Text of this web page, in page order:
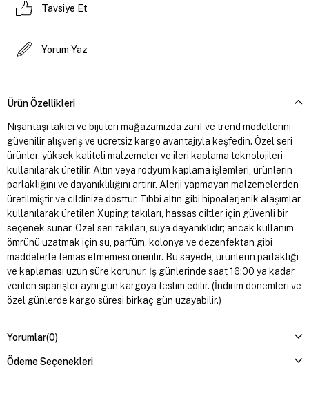
Tavsiye Et
Yorum Yaz
Ürün Özellikleri
Nişantaşı takıcı ve bijuteri mağazamızda zarif ve trend modellerini
güvenilir alışveriş ve ücretsiz kargo avantajıyla keşfedin. Özel seri
ürünler, yüksek kaliteli malzemeler ve ileri kaplama teknolojileri
kullanılarak üretilir. Altın veya rodyum kaplama işlemleri, ürünlerin
parlaklığını ve dayanıklılığını artırır. Alerji yapmayan malzemelerden
üretilmiştir ve cildinize dosttur. Tıbbi altın gibi hipoalerjenik alaşımlar
kullanılarak üretilen Xuping takıları, hassas ciltler için güvenli bir
seçenek sunar. Özel seri takıları, suya dayanıklıdır; ancak kullanım
ömrünü uzatmak için su, parfüm, kolonya ve dezenfektan gibi
maddelerle temas etmemesi önerilir. Bu sayede, ürünlerin parlaklığı
ve kaplaması uzun süre korunur. İş günlerinde saat 16:00 ya kadar
verilen siparişler aynı gün kargoya teslim edilir. (İndirim dönemleri ve
özel günlerde kargo süresi birkaç gün uzayabilir.)
Yorumlar(0)
Ödeme Seçenekleri